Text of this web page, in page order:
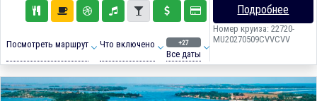
Посмотреть маршрут Что включено +27
Все даты
Подробнее
Номер круиза: 22720-
MU20270509CVVCVV